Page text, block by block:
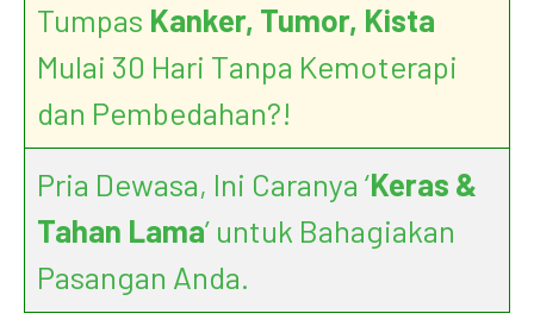
Tumpas Kanker, Tumor, Kista
Mulai 30 Hari Tanpa Kemoterapi
dan Pembedahan?!
Pria Dewasa, Ini Caranya ‘Keras &
Tahan Lama’ untuk Bahagiakan
Pasangan Anda.